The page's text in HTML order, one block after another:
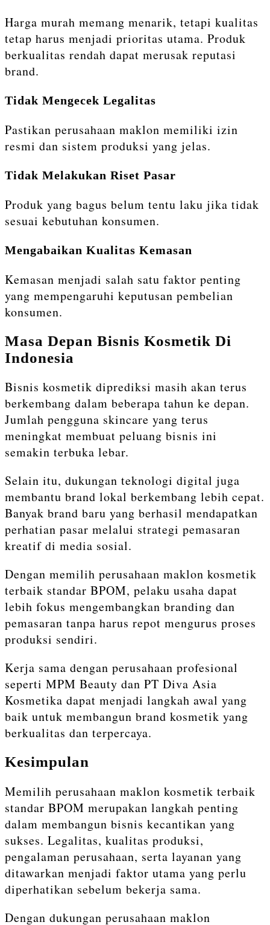
Harga murah memang menarik, tetapi kualitas
tetap harus menjadi prioritas utama. Produk
berkualitas rendah dapat merusak reputasi
brand.
Tidak Mengecek Legalitas
Pastikan perusahaan maklon memiliki izin
resmi dan sistem produksi yang jelas.
Tidak Melakukan Riset Pasar
Produk yang bagus belum tentu laku jika tidak
sesuai kebutuhan konsumen.
Mengabaikan Kualitas Kemasan
Kemasan menjadi salah satu faktor penting
yang mempengaruhi keputusan pembelian
konsumen.
Masa Depan Bisnis Kosmetik Di
Indonesia
Bisnis kosmetik diprediksi masih akan terus
berkembang dalam beberapa tahun ke depan.
Jumlah pengguna skincare yang terus
meningkat membuat peluang bisnis ini
semakin terbuka lebar.
Selain itu, dukungan teknologi digital juga
membantu brand lokal berkembang lebih cepat.
Banyak brand baru yang berhasil mendapatkan
perhatian pasar melalui strategi pemasaran
kreatif di media sosial.
Dengan memilih perusahaan maklon kosmetik
terbaik standar BPOM, pelaku usaha dapat
lebih fokus mengembangkan branding dan
pemasaran tanpa harus repot mengurus proses
produksi sendiri.
Kerja sama dengan perusahaan profesional
seperti MPM Beauty dan PT Diva Asia
Kosmetika dapat menjadi langkah awal yang
baik untuk membangun brand kosmetik yang
berkualitas dan terpercaya.
Kesimpulan
Memilih perusahaan maklon kosmetik terbaik
standar BPOM merupakan langkah penting
dalam membangun bisnis kecantikan yang
sukses. Legalitas, kualitas produksi,
pengalaman perusahaan, serta layanan yang
ditawarkan menjadi faktor utama yang perlu
diperhatikan sebelum bekerja sama.
Dengan dukungan perusahaan maklon